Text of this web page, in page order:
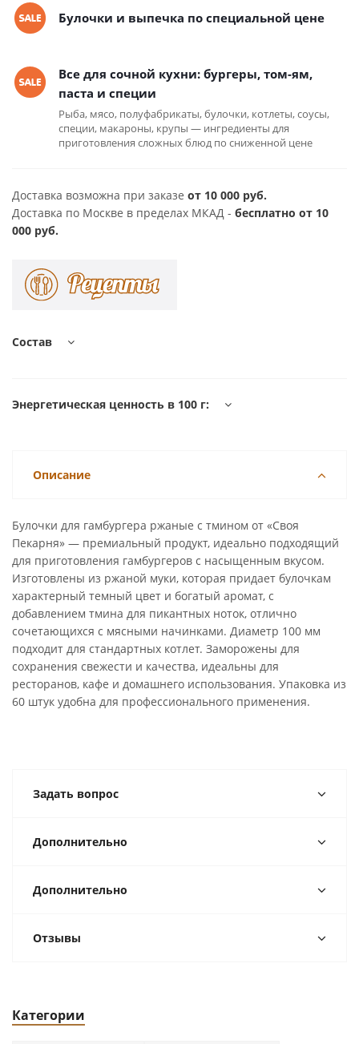
Булочки и выпечка по специальной цене
Все для сочной кухни: бургеры, том-ям,
паста и специи
Рыба, мясо, полуфабрикаты, булочки, котлеты, соусы,
специи, макароны, крупы — ингредиенты для
приготовления сложных блюд по сниженной цене
Доставка возможна при заказе от 10 000 руб.
Доставка по Москве в пределах МКАД - бесплатно от 10
000 руб.
Состав
Энергетическая ценность в 100 г:
Описание
Булочки для гамбургера ржаные с тмином от «Своя
Пекарня» — премиальный продукт, идеально подходящий
для приготовления гамбургеров с насыщенным вкусом.
Изготовлены из ржаной муки, которая придает булочкам
характерный темный цвет и богатый аромат, с
добавлением тмина для пикантных ноток, отлично
сочетающихся с мясными начинками. Диаметр 100 мм
подходит для стандартных котлет. Заморожены для
сохранения свежести и качества, идеальны для
ресторанов, кафе и домашнего использования. Упаковка из
60 штук удобна для профессионального применения.
Задать вопрос
Дополнительно
Дополнительно
Отзывы
Категории